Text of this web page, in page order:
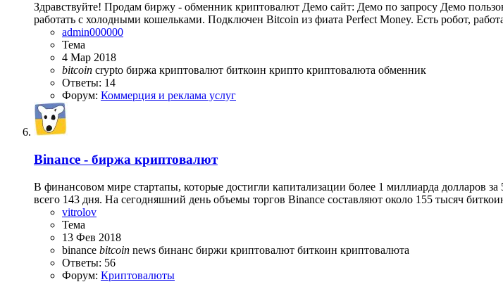
Здравствуйте! Продам биржу - обменник криптовалют Демо сайт: Демо по запросу Демо
работать с холодными кошельками. Подключен Bitcoin из фиата Perfect Money. Есть робот,
admin000000
Тема
4 Мар 2018
bitcoin crypto биржа криптовалют биткоин крипто криптовалюта обменник
Ответы: 14
Форум: Коммерция и реклама услуг
Binance - биржа криптовалют
В финансовом мире стартапы, которые достигли капитализации более 1 миллиарда долларов
всего 143 дня. На сегодняшний день объемы торгов Binance составляют около 155 тысяч
vitrolov
Тема
13 Фев 2018
binance bitcoin news бинанс биржи криптовалют биткоин криптовалюта
Ответы: 56
Форум: Криптовалюты